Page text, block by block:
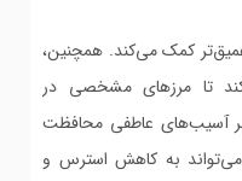
کمک می‌کند. همچنین،
تا مرزهای مشخصی در
آسیب‌های عاطفی محافظت
می‌تواند به کاهش استرس و